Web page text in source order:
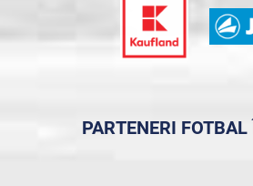
PARTENERI